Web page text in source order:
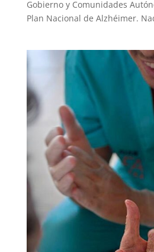
Gobierno y Comunidades
Plan Nacional de Alzhéimer.